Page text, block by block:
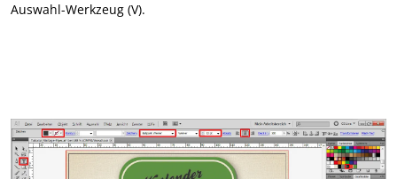
Auswahl-Werkzeug (V).